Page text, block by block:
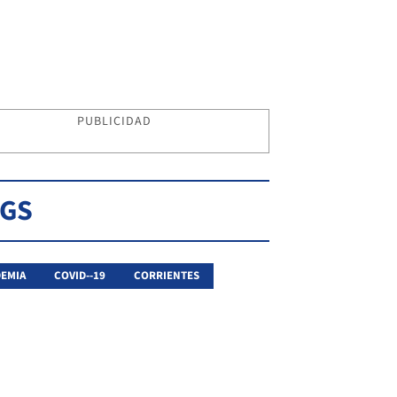
PUBLICIDAD
COVID--19 CORRIENTES